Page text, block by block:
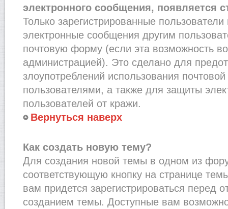
электронного сообщения, появляется
Только зарегистрированные пользователи
электронные сообщения другим
почтовую форму (если эта возможность
администрацией). Это сделано для
злоупотреблений использования
пользователями, а также для защиты
пользователей от кражи.
Вернуться наверх
Как создать новую тему?
Для создания новой темы в одном из
соответствующую кнопку на странице
вам придется зарегистрироваться перед
созданием темы. Доступные вам